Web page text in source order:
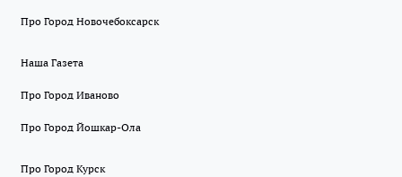
Про Город Новочебоксарск
Наша Газета
Про Город Иваново
Про Город Йошкар-Ола
Про Город Курск